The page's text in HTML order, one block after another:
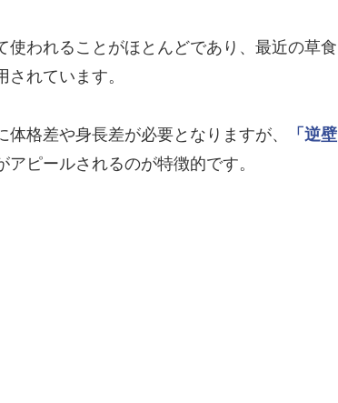
使われることがほとんどであり、最近の草食
れています。
格差や身長差が必要となりますが、
「逆壁
ピールされるのが特徴的です。